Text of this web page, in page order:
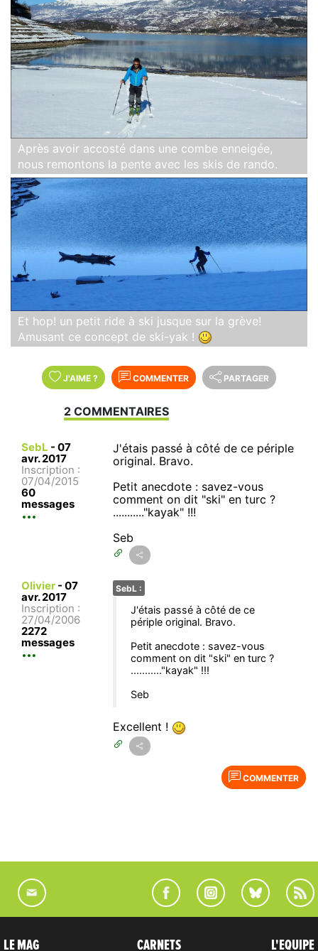
Après avoir accosté dans une combe enneigée,
nous remontons la pente avec les skis de rando.
Et hop! un petit ride à ski jusque sur la grève!
Amusant ce concept de ski-yak !
J'AIME ? COMMENTER PARTAGER
2 COMMENTAIRES
SebL - 07
avr. 2017
Inscription :
07/04/2015
60
messages
J'étais passé à côté de ce périple
original. Bravo.
Petit anecdote : savez-vous
comment on dit "ski" en turc ?
..........."kayak" !!!
Seb
Olivier - 07
avr. 2017
Inscription :
27/04/2006
2272
messages
SebL :
J'étais passé à côté de ce
périple original. Bravo.
Petit anecdote : savez-vous
comment on dit "ski" en turc ?
..........."kayak" !!!
Seb
Excellent !
COMMENTER
LE MAG CARNETS L'EQUIPE